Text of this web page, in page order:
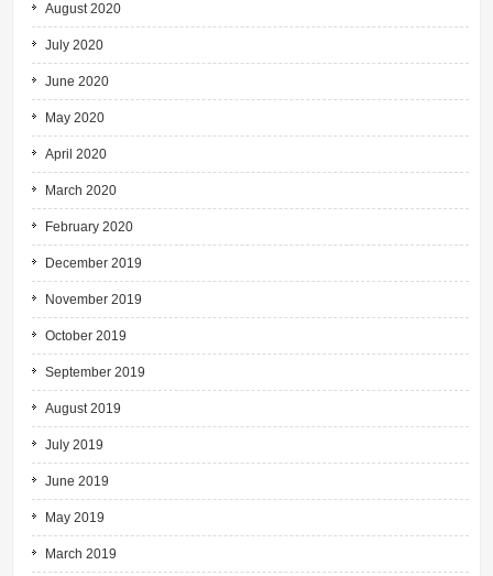
August 2020
July 2020
June 2020
May 2020
April 2020
March 2020
February 2020
December 2019
November 2019
October 2019
September 2019
August 2019
July 2019
June 2019
May 2019
March 2019